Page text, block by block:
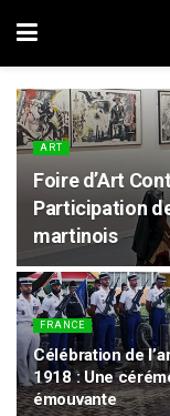
ART
Foire d’Art
Participation
martinois
FRANCE
Célébration de
1918 : Une
émouvante